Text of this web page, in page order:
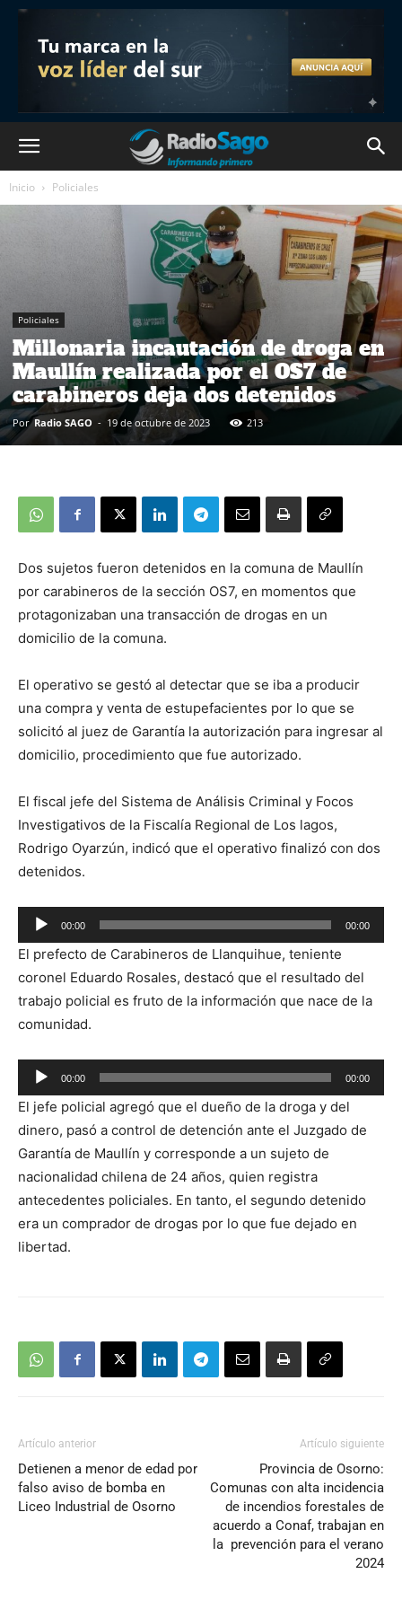
Inicio Policiales
Policiales
Millonaria incautación de droga en
Maullín realizada por el OS7 de
carabineros deja dos detenidos
Por Radio SAGO - 19 de octubre de 2023 213
Dos sujetos fueron detenidos en la comuna de Maullín
por carabineros de la sección OS7, en momentos que
protagonizaban una transacción de drogas en un
domicilio de la comuna.
El operativo se gestó al detectar que se iba a producir
una compra y venta de estupefacientes por lo que se
solicitó al juez de Garantía la autorización para ingresar al
domicilio, procedimiento que fue autorizado.
El fiscal jefe del Sistema de Análisis Criminal y Focos
Investigativos de la Fiscalía Regional de Los lagos,
Rodrigo Oyarzún, indicó que el operativo finalizó con dos
detenidos.
Reproductor
de
audio
00:00 00:00
El prefecto de Carabineros de Llanquihue, teniente
coronel Eduardo Rosales, destacó que el resultado del
trabajo policial es fruto de la información que nace de la
comunidad.
Reproductor
de
audio
00:00 00:00
El jefe policial agregó que el dueño de la droga y del
dinero, pasó a control de detención ante el Juzgado de
Garantía de Maullín y corresponde a un sujeto de
nacionalidad chilena de 24 años, quien registra
antecedentes policiales. En tanto, el segundo detenido
era un comprador de drogas por lo que fue dejado en
libertad.
Artículo anterior
Detienen a menor de edad por
falso aviso de bomba en
Liceo Industrial de Osorno
Artículo siguiente
Provincia de Osorno:
Comunas con alta incidencia
de incendios forestales de
acuerdo a Conaf, trabajan en
la prevención para el verano
2024